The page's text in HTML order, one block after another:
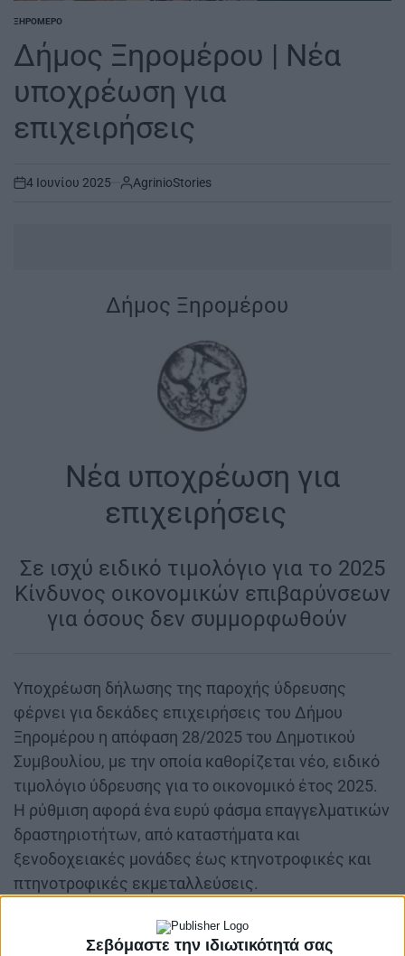
Σεβόμαστε την ιδιωτικότητά σας
POSTED
ΞΗΡΟΜΕΡΟ
Δήμος Ξηρομέρου | Νέα
υποχρέωση για
επιχειρήσεις
on
4 Ιουνίου 2025 AgrinioStories
Δήμος Ξηρομέρου
Νέα υποχρέωση για
επιχειρήσεις
Σε ισχύ ειδικό τιμολόγιο για το 2025
Κίνδυνος οικονομικών επιβαρύνσεων
για όσους δεν συμμορφωθούν
Υποχρέωση δήλωσης της παροχής ύδρευσης
φέρνει για δεκάδες επιχειρήσεις του Δήμου
Ξηρομέρου η απόφαση 28/2025 του Δημοτικού
Συμβουλίου, με την οποία καθορίζεται νέο, ειδικό
τιμολόγιο ύδρευσης για το οικονομικό έτος 2025.
Η ρύθμιση αφορά ένα ευρύ φάσμα επαγγελματικών
δραστηριοτήτων, από καταστήματα και
ξενοδοχειακές μονάδες έως κτηνοτροφικές και
πτηνοτροφικές εκμεταλλεύσεις.
Σύμφωνα με τη σχετική ανακοίνωση, οι ιδιοκτήτες
ή κάτοχοι άδειας λειτουργίας καλούνται να